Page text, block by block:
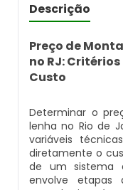
Caldeira
Caldeira
Caldeira
Caldeira
Caldeira
Empresas Que
Inspeção
Inspeção De
Inspeção De
Roca
Empresa Que
Empresas De
Empresas De
Caldeira A
Caldeira A
Caldeira A
Caldeira A
Caldeira A
Caldeira A Gás
Caldeira A Gás
Caldeira A Gás
Caldeira A Gás
Caldeira A
Descrição
Preço de
no RJ:
Custo
Determinar o
lenha no Rio de
variáveis
diretamente o
de um sistema
envolve